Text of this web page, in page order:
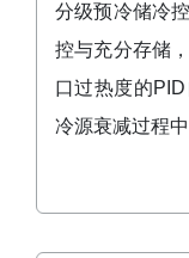
分级预冷储冷
控与充分存储
口过热度的
冷源衰减过程